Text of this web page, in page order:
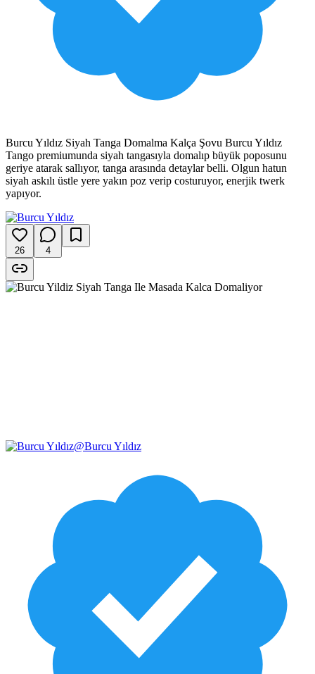
Burcu Yıldız Siyah Tanga Domalma Kalça Şovu Burcu Yıldız
Tango premiumunda siyah tangasıyla domalıp büyük poposunu
geriye atarak sallıyor, tanga arasında detaylar belli. Olgun hatun
siyah askılı üstle yere yakın poz verip costuruyor, enerjik twerk
yapıyor.
26 4
@Burcu Yıldız